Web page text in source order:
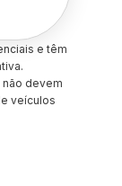
e têm
devem
veículos